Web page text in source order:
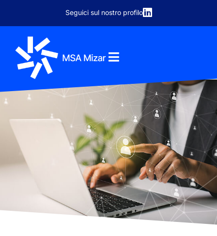
Seguici sul nostro profilo